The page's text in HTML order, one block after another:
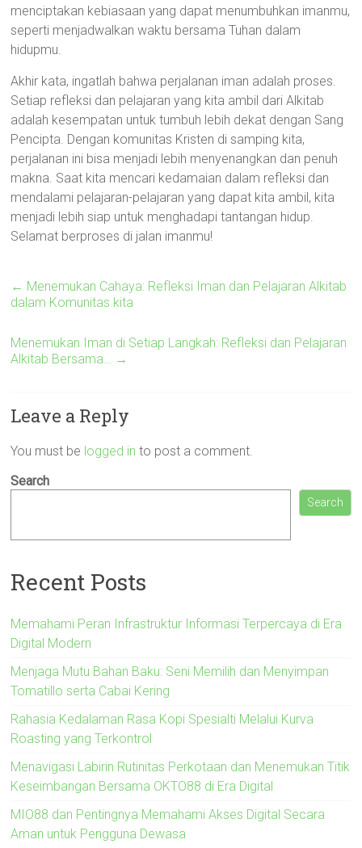
menciptakan kebiasaan yang dapat menumbuhkan imanmu,
seperti menjadwalkan waktu bersama Tuhan dalam
hidupmu.
Akhir kata, ingatlah bahwa perjalanan iman adalah proses.
Setiap refleksi dan pelajaran yang kita ambil dari Alkitab
adalah kesempatan untuk tumbuh lebih dekat dengan Sang
Pencipta. Dengan komunitas Kristen di samping kita,
perjalanan ini bisa menjadi lebih menyenangkan dan penuh
makna. Saat kita mencari kedamaian dalam refleksi dan
mendalami pelajaran-pelajaran yang dapat kita ambil, kita
menjadi lebih siap untuk menghadapi tantangan hidup.
Selamat berproses di jalan imanmu!
← Menemukan Cahaya: Refleksi Iman dan Pelajaran Alkitab
dalam Komunitas kita
Menemukan Iman di Setiap Langkah: Refleksi dan Pelajaran
Alkitab Bersama… →
Leave a Reply
You must be logged in to post a comment.
Search
Search
Recent Posts
Memahami Peran Infrastruktur Informasi Terpercaya di Era
Digital Modern
Menjaga Mutu Bahan Baku: Seni Memilih dan Menyimpan
Tomatillo serta Cabai Kering
Rahasia Kedalaman Rasa Kopi Spesialti Melalui Kurva
Roasting yang Terkontrol
Menavigasi Labirin Rutinitas Perkotaan dan Menemukan Titik
Keseimbangan Bersama OKTO88 di Era Digital
MIO88 dan Pentingnya Memahami Akses Digital Secara
Aman untuk Pengguna Dewasa